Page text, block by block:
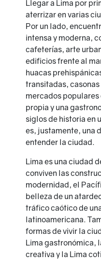
Llegar a Lima por
aterrizar en varias
Por un lado,
intensa y moderna,
cafeterías, arte
edificios frente al
huacas
transitadas,
mercados
propia y una
siglos de historia en
es, justamente, una
entender la ciudad.
Lima es una ciudad
conviven las
modernidad, el
belleza de un
tráfico caótico de
latinoamericana.
formas de vivir la
Lima gastronómica,
creativa y la Lima